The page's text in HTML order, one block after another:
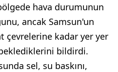
hava durumunun
ancak Samsun'un
çevrelerine kadar yer yer
bildirdi.
sel, su baskını,